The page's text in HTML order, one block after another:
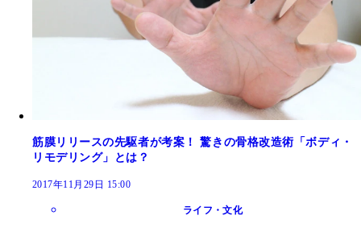
筋膜リリースの先駆者が考案！ 驚きの骨格改造術「ボディ・
リモデリング」とは？
2017年11月29日 15:00
ライフ・文化